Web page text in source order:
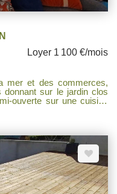
Loyer 1 100 €/mois
mer et des commerces,
sur une cuisine
disponibles sur le site